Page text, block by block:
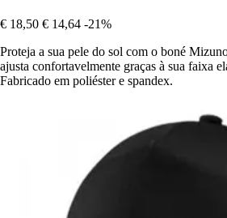
€ 18,50 € 14,64 -21%
Proteja a sua pele do sol com o boné
ajusta confortavelmente graças à sua faixa
Fabricado em poliéster e spandex.